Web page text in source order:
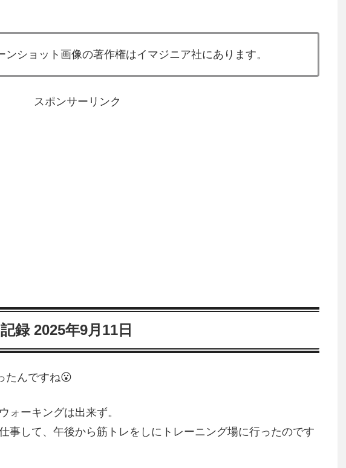
ショット画像の著作権はイマジニア社にあります。
スポンサーリンク
録 2025年9月11日
たんですね😮
ォーキングは出来ず。
事して、午後から筋トレをしにトレーニング場に行ったのです